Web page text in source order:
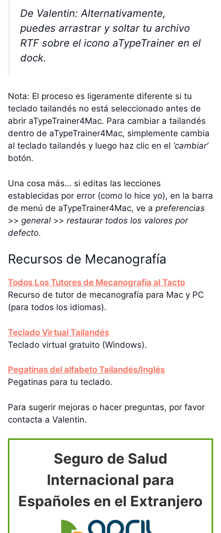
De Valentin: Alternativamente,
puedes arrastrar y soltar tu archivo
RTF sobre el icono aTypeTrainer en el
dock.
Nota: El proceso es ligeramente diferente si tu
teclado tailandés no está seleccionado antes de
abrir aTypeTrainer4Mac. Para cambiar a tailandés
dentro de aTypeTrainer4Mac, simplemente cambia
al teclado tailandés y luego haz clic en el ‘cambiar’
botón.
Una cosa más… si editas las lecciones
establecidas por error (como lo hice yo), en la barra
de menú de aTypeTrainer4Mac, ve a preferencias
>> general >> restaurar todos los valores por
defecto.
Recursos de Mecanografía
Todos Los Tutores de Mecanografía al Tacto
Recurso de tutor de mecanografía para Mac y PC
(para todos los idiomas).
Teclado Virtual Tailandés
Teclado virtual gratuito (Windows).
Pegatinas del alfabeto Tailandés/Inglés
Pegatinas para tu teclado.
Para sugerir mejoras o hacer preguntas, por favor
contacta a Valentin.
Seguro de Salud
Internacional para
Españoles en el Extranjero